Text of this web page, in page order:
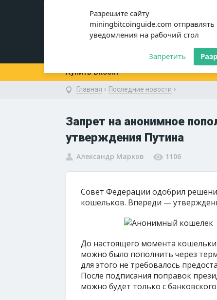
Разрешите сайту
miningbitcoinguide.com отправлять
уведомления на рабочий стол
Запретить
miningbitcoinguide .com
Криптовалюты
Купить Bitcoin
Главная › Последние новости ›
Запрет на анонимное
утверждения Путина
Александр Марков 1106
Совет Федерации одобрил
кошельков. Впереди —
До настоящего момента кошельки
можно было пополнить через
для этого не требовалось
После подписания поправок
можно будет только с банковского